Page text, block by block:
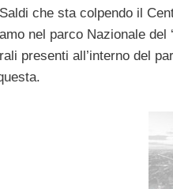
che sta colpendo il
nel parco Nazionale del ‘
presenti all’interno del